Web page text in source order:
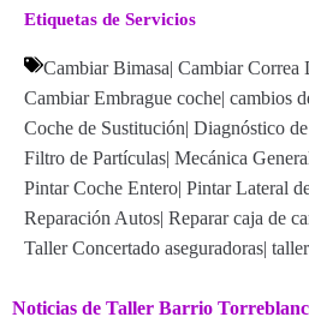
Etiquetas de Servicios
Cambiar Bimasa| Cambiar Correa
Cambiar Embrague coche| cambios
Coche de Sustitución| Diagnóstico
Filtro de Partículas| Mecánica
Pintar Coche Entero| Pintar Lateral
Reparación Autos| Reparar caja de
Taller Concertado aseguradoras|
Noticias de Taller Barrio